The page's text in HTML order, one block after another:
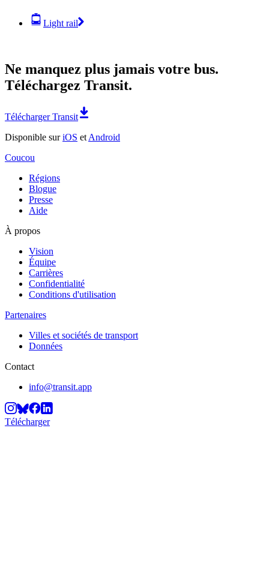
Light rail
Ne manquez plus jamais votre bus.
Téléchargez Transit.
Télécharger Transit
Disponible suriOS et Android
Coucou
Régions
Blogue
Presse
Aide
À propos
Vision
Équipe
Carrières
Confidentialité
Conditions d'utilisation
Partenaires
Villes et sociétés de transport
Données
Contact
info@transit.app
Télécharger